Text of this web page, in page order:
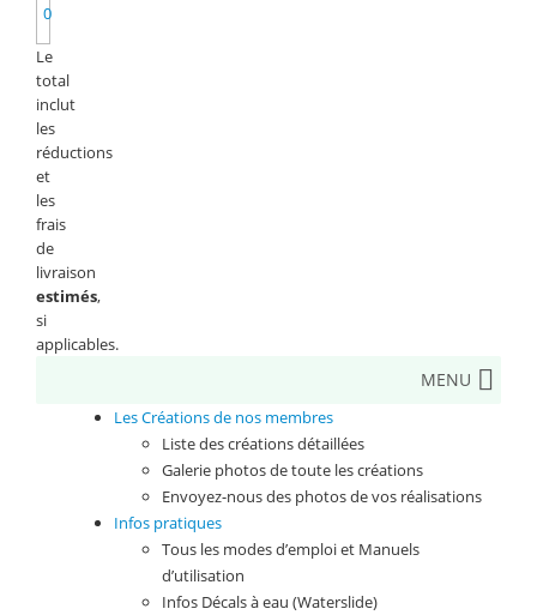
0
Le
total
inclut
les
réductions
et
les
frais
de
livraison
estimés,
si
applicables.
MENU
Les Créations de nos membres
Liste des créations détaillées
Galerie photos de toute les créations
Envoyez-nous des photos de vos réalisations
Infos pratiques
Tous les modes d’emploi et Manuels
d’utilisation
Infos Décals à eau (Waterslide)